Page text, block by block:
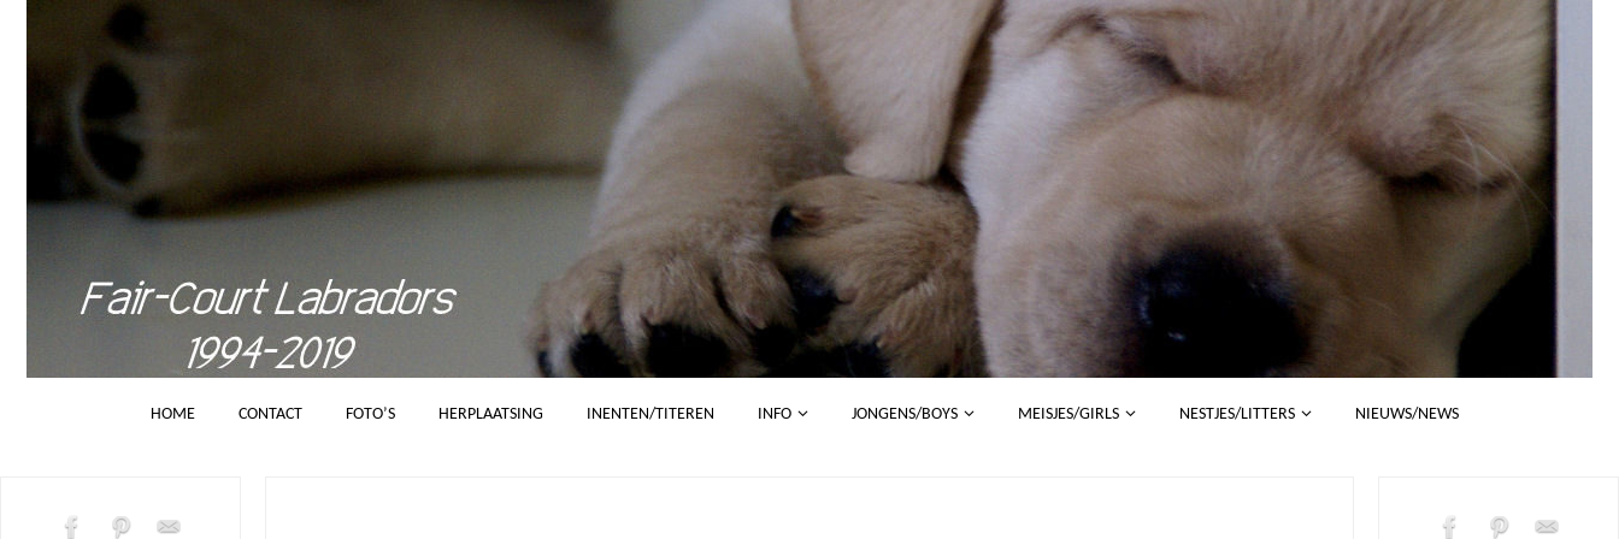
HOME CONTACT FOTO’S HERPLAATSING INENTEN/TITEREN INFO JONGENS/BOYS MEISJES/GIRLS NESTJES/LITTERS NIEUWS/NEWS